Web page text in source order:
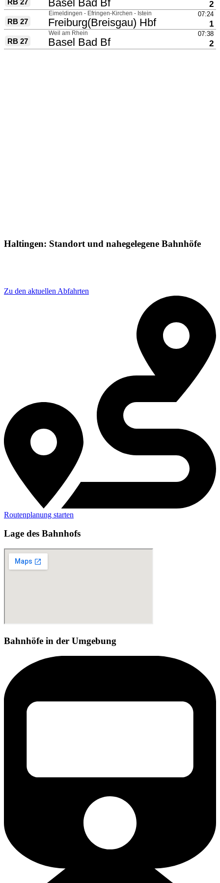
Haltingen: Standort und nahegelegene Bahnhöfe
Zu den aktuellen Abfahrten
Routenplanung starten
Lage des Bahnhofs
Bahnhöfe in der Umgebung